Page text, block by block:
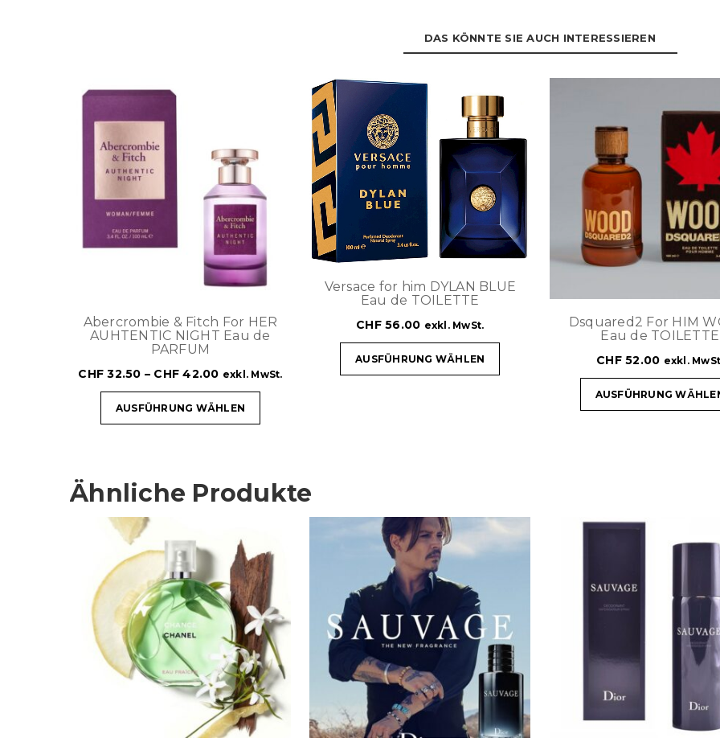
DAS KÖNNTE SIE AUCH INTERESSIEREN
Abercrombie & Fitch For HER
AUHTENTIC NIGHT Eau de
PARFUM
CHF 32.50 – CHF 42.00 exkl. MwSt.
AUSFÜHRUNG WÄHLEN
Versace for him DYLAN BLUE
Eau de TOILETTE
CHF56.00 exkl. MwSt.
AUSFÜHRUNG WÄHLEN
Dsquared2 For HIM
Eau de TOILETTE
CHF52.00 exkl.
AUSFÜHRUNG
Ähnliche Produkte